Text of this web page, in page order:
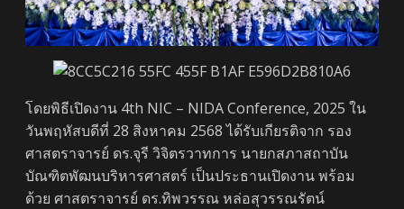
โดยพิธีเปิดงาน 4th NIC – NIDA Conference, 2025 ใน
วันพฤหัสบดีที่ 28 สิงหาคม 2568 ได้รับเกียรติจาก รอง
ศาสตราจารย์ ดร.จุรี วิจิตรวาทการ นายกสภาสถาบัน
บัณฑิตพัฒนบริหารศาสตร์ เป็นประธานเปิดงาน พร้อม
ด้วย ศาสตราจารย์ ดร.ทิพวรรณ หล่อสุวรรณรัตน์